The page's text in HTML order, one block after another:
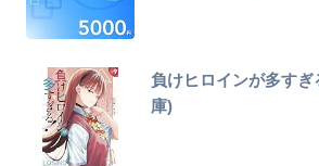
負けヒロインが多す
庫)